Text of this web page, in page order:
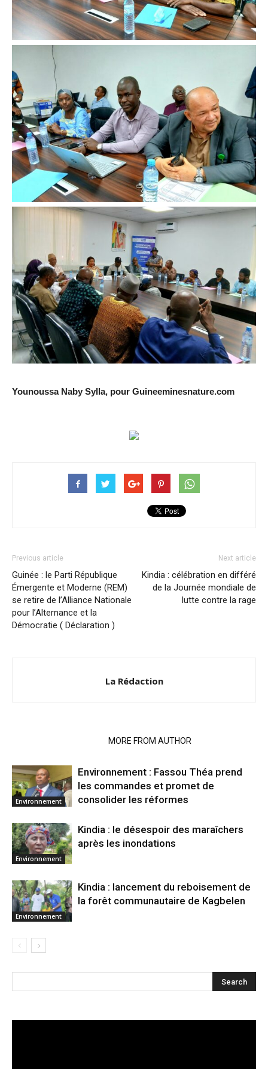
Younoussa Naby Sylla, pour Guineeminesnature.com
Previous article
Guinée : le Parti République
Émergente et Moderne (REM)
se retire de l’Alliance Nationale
pour l’Alternance et la
Démocratie ( Déclaration )
Next article
Kindia : célébration en différé
de la Journée mondiale de
lutte contre la rage
La Rédaction
MORE FROM AUTHOR
Environnement
Environnement : Fassou Théa prend
les commandes et promet de
consolider les réformes
Environnement
Kindia : le désespoir des maraîchers
après les inondations
Environnement
Kindia : lancement du reboisement de
la forêt communautaire de Kagbelen